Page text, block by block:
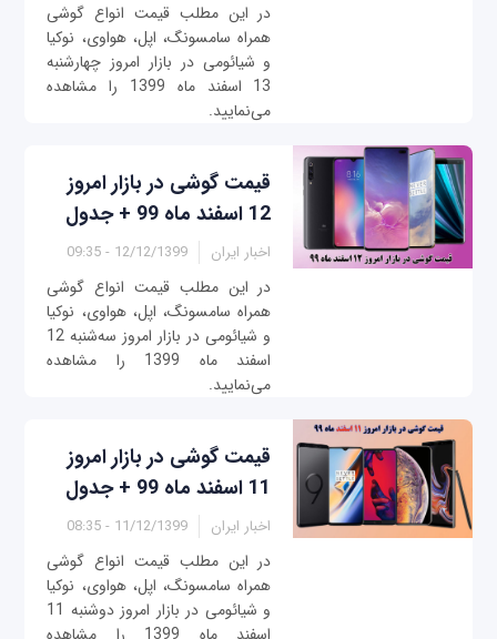
در این مطلب قیمت انواع گوشی
همراه سامسونگ، اپل، هواوی، نوکیا
و شیائومی در بازار امروز چهار‌شنبه
13 اسفند ماه 1399 را مشاهده
می‌نمایید.
قیمت گوشی در بازار امروز
12 اسفند ماه 99 + جدول
اخبار ایران 12/12/1399 - 09:35
در این مطلب قیمت انواع گوشی
همراه سامسونگ، اپل، هواوی، نوکیا
و شیائومی در بازار امروز سه‌شنبه 12
اسفند ماه 1399 را مشاهده
می‌نمایید.
قیمت گوشی در بازار امروز
11 اسفند ماه 99 + جدول
اخبار ایران 11/12/1399 - 08:35
در این مطلب قیمت انواع گوشی
همراه سامسونگ، اپل، هواوی، نوکیا
و شیائومی در بازار امروز ‌‌دوشنبه 11